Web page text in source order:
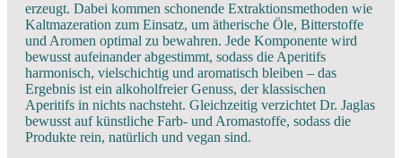
erzeugt. Dabei kommen schonende Extraktionsmethoden wie
Kaltmazeration zum Einsatz, um ätherische Öle, Bitterstoffe
und Aromen optimal zu bewahren. Jede Komponente wird
bewusst aufeinander abgestimmt, sodass die Aperitifs
harmonisch, vielschichtig und aromatisch bleiben – das
Ergebnis ist ein alkoholfreier Genuss, der klassischen
Aperitifs in nichts nachsteht. Gleichzeitig verzichtet Dr. Jaglas
bewusst auf künstliche Farb‑ und Aromastoffe, sodass die
Produkte rein, natürlich und vegan sind.